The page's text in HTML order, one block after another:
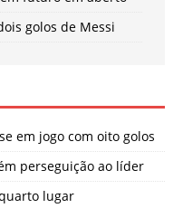
golos de Messi
em jogo com oito golos
perseguição ao líder
lugar